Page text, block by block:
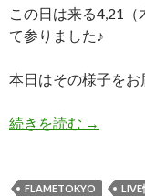
この日は来る4,21
て参りました♪
本日はその様子をお
続きを読む 一握の
→
FLAMETOKYO LIVE